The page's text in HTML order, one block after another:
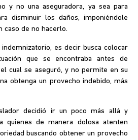
y no una aseguradora, ya sea para
disminuir los daños, imponiéndole
caso de no hacerlo.
es decir busca colocar
que se encontraba antes de
cual se aseguró, y no permite en su
obtenga un provecho indebido, más
decidió ir un poco más allá y
quienes de manera dolosa atenten
buscando obtener un provecho